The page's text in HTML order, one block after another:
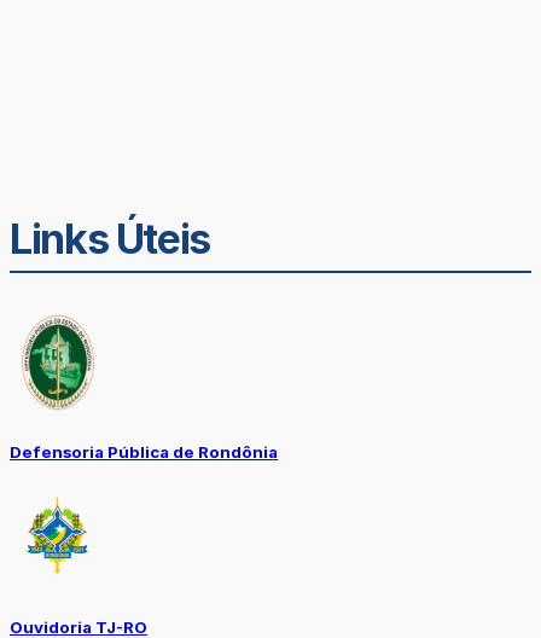
Links Úteis
Defensoria Pública de Rondônia
Ouvidoria TJ-RO